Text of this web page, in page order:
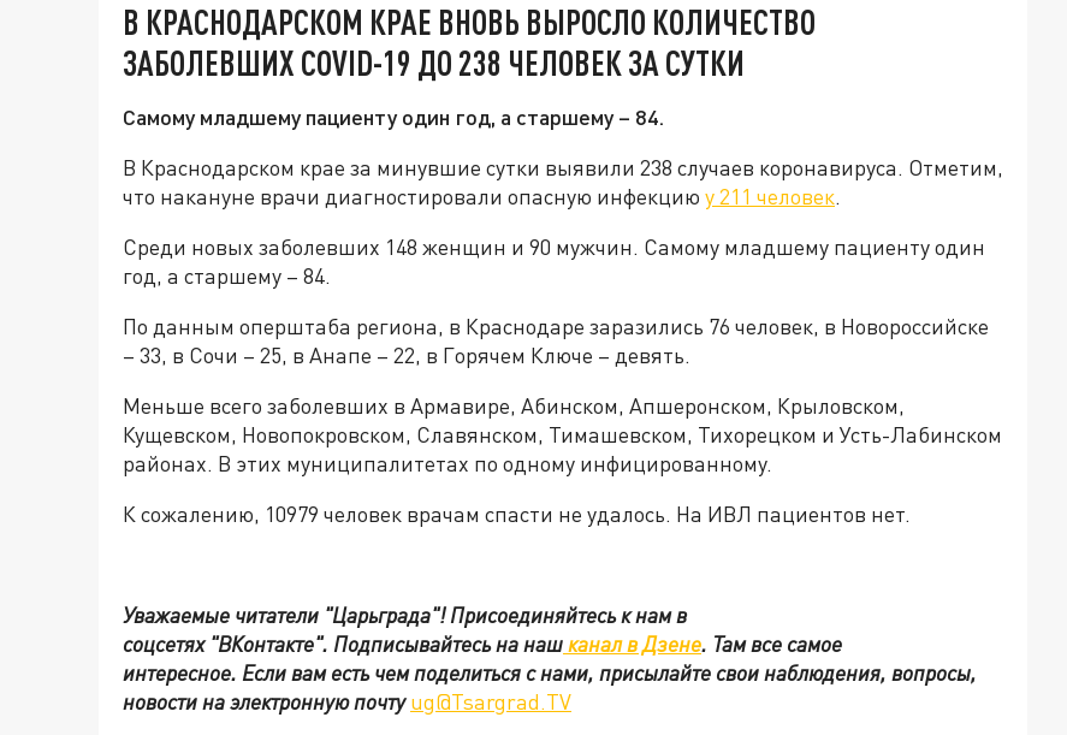
В КРАСНОДАРСКОМ КРАЕ ВНОВЬ ВЫРОСЛО КОЛИЧЕСТВО
ЗАБОЛЕВШИХ COVID-19 ДО 238 ЧЕЛОВЕК ЗА СУТКИ
Самому младшему пациенту один год, а старшему – 84.
В Краснодарском крае за минувшие сутки выявили 238 случаев коронавируса. Отметим,
что накануне врачи диагностировали опасную инфекцию у 211 человек.
Среди новых заболевших 148 женщин и 90 мужчин. Самому младшему пациенту один
год, а старшему – 84.
По данным оперштаба региона, в Краснодаре заразились 76 человек, в Новороссийске
– 33, в Сочи – 25, в Анапе – 22, в Горячем Ключе – девять.
Меньше всего заболевших в Армавире, Абинском, Апшеронском, Крыловском,
Кущевском, Новопокровском, Славянском, Тимашевском, Тихорецком и Усть-Лабинском
районах. В этих муниципалитетах по одному инфицированному.
К сожалению, 10979 человек врачам спасти не удалось. На ИВЛ пациентов нет.
Уважаемые читатели "Царьграда"!Присоединяйтесь к нам в
соцсетях"ВКонтакте". Подписывайтесь на нашканал в Дзене. Там все самое
интересное. Если вам есть чем поделиться с нами, присылайте свои наблюдения, вопросы,
новости на электронную почтуug@Tsargrad.TV